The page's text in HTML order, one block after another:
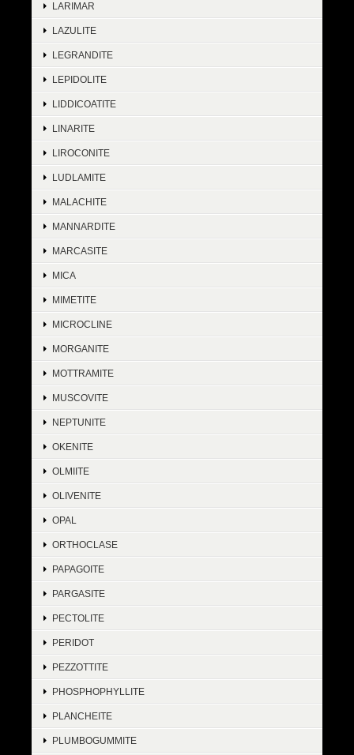
LARIMAR
LAZULITE
LEGRANDITE
LEPIDOLITE
LIDDICOATITE
LINARITE
LIROCONITE
LUDLAMITE
MALACHITE
MANNARDITE
MARCASITE
MICA
MIMETITE
MICROCLINE
MORGANITE
MOTTRAMITE
MUSCOVITE
NEPTUNITE
OKENITE
OLMIITE
OLIVENITE
OPAL
ORTHOCLASE
PAPAGOITE
PARGASITE
PECTOLITE
PERIDOT
PEZZOTTITE
PHOSPHOPHYLLITE
PLANCHEITE
PLUMBOGUMMITE